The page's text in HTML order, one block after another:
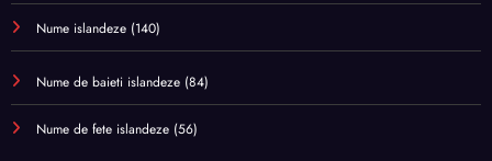
Nume islandeze (140)
Nume de baieti islandeze (84)
Nume de fete islandeze (56)